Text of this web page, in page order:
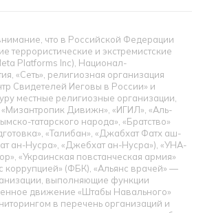
что в Российской Федерации
террористические и экстремистские
Platforms Inc), Национал-
«Сеть», религиозная организация
Свидетелей Иеговы в России» и
местные религиозные организации,
Дивижн», «ИГИЛ», «Аль-
татарского народа», «Братство»
«Талибан», «Джабхат Фатх аш-
ан-Нусра», «Джебхат ан-Нусра»), «УНА-
«Украинская повстанческая армия»
коррупцией» (ФБК), «Альянс врачей» —
выполняющие функции
движение «Штабы Навального»
в перечень организаций и